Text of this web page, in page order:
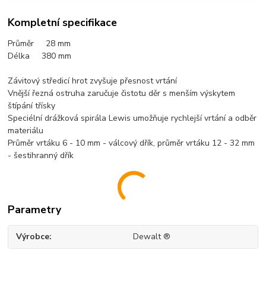
Kompletní specifikace
Průměr 28 mm
Délka 380 mm
Závitový středicí hrot zvyšuje přesnost vrtání
Vnější řezná ostruha zaručuje čistotu děr s menším výskytem
štípání třísky
Speciélní drážková spirála Lewis umožňuje rychlejší vrtání a odběr
materiálu
Průměr vrtáku 6 - 10 mm - válcový dřík, průměr vrtáku 12 - 32 mm
- šestihranný dřík
Parametry
Výrobce Dewalt ®